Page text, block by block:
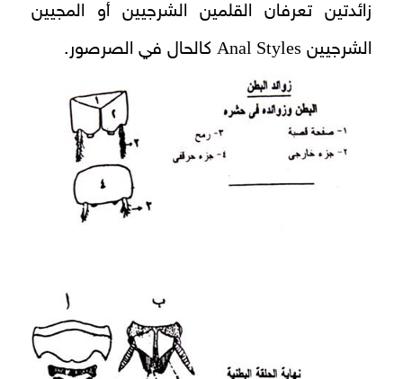
زائدتين تعرفان القلمين الشرجيين أو المجيين
الشرجيين Anal Styles كالحال في الصرصور.